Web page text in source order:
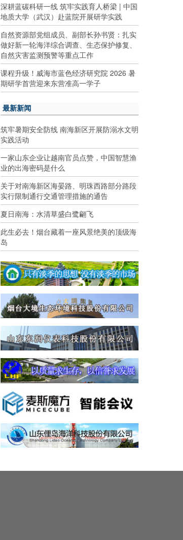
深耕蓝碳科研一线 筑牢实践育人桥梁 | 中国
地质大学（武汉）赴蓝院开展研学实践
自然资源部党组成员、副部长孙书贤：扎实
做好新一轮海洋综合调查、生态保护修复、
自然灾害监测预警等重点工作
课程升级！威海市蓝色经济研究院 2026 暑
期研学首营迎来东营准高一学子
最新新闻
筑牢暑期安全防线 南海新区开展防溺水文明
实践活动
一家山东企业让越南官员点赞，中国智慧渔
业的出海密码是什么
关于对南海新区海晏路、明珠西路部分路段
实行限制通行交通管理措施的通告
夏日南海：水清草盛白鹭翩飞
此生必去！烟台藏着一座风景绝美的顶级海
岛